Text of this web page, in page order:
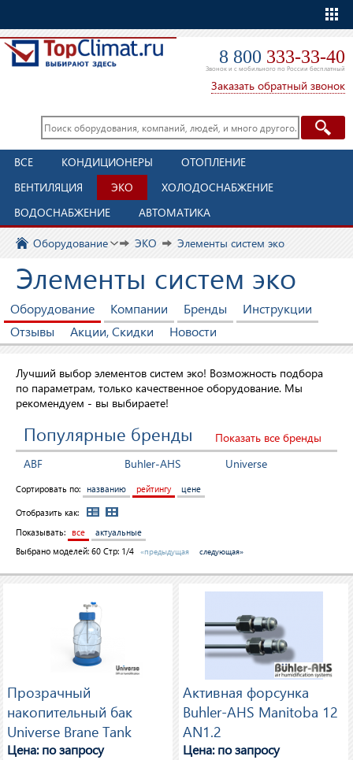
8 800 333-33-40
Звонок и с мобильного по России бесплатный
Заказать обратный звонок
ВСЕ КОНДИЦИОНЕРЫ
ОТОПЛЕНИЕ
ВЕНТИЛЯЦИЯ
ЭКО
ХОЛОДОСНАБЖЕНИЕ
ВОДОСНАБЖЕНИЕ
АВТОМАТИКА
Оборудование ЭКО Элементы систем эко
Элементы систем эко
Оборудование Компании Бренды
Инструкции
Отзывы
Акции, Скидки Новости
Лучший выбор элементов систем эко! Возможность подбора
по параметрам, только качественное оборудование. Мы
рекомендуем - вы выбираете!
Показать все бренды
Популярные бренды
ABF Buhler-AHS Universe
Сортировать по: названию рейтингу цене
Отобразить как:
Показывать:
все
актуальные
Выбрано моделей: 60 Стр: 1/4 «предыдущая следующая»
Прозрачный
накопительный бак
Universe Brane Tank
Цена: по запросу
Активная форсунка
Buhler-AHS Manitoba 12
AN1.2
Цена: по запросу